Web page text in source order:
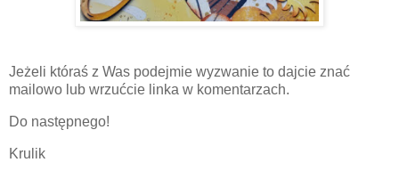
Jeżeli któraś z Was podejmie wyzwanie to dajcie znać
mailowo lub wrzućcie linka w komentarzach.
Do następnego!
Krulik